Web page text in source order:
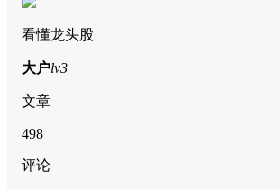
看懂龙头股
大户lv3
文章
498
评论